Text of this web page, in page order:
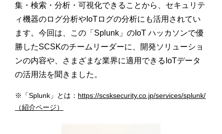
集・検索・分析・可視化できることから、セキュリテ
ィ機器のログ分析やIoTログの分析にも活用されてい
ます。今回は、この「Splunk」のIoT ハッカソンで優
勝したSCSKのチームリーダーに、開発ソリューショ
ンの内容や、さまざまな業界に適用できるIoTデータ
の活用法を聞きました。
※「Splunk」とは： https://scsksecurity.co.jp/services/splunk/
（紹介ページ）